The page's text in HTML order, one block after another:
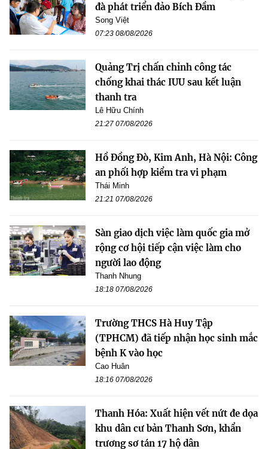
đà phát triển đảo Bích Đầm
Song Việt
07:23 08/08/2026
Quảng Trị chấn chỉnh công tác
chống khai thác IUU sau kết luận
thanh tra
Lê Hữu Chính
21:27 07/08/2026
Hồ Đồng Đò, Kim Anh, Hà Nội: Công
an phối hợp kiểm tra vi phạm
Thái Minh
21:21 07/08/2026
Sàn giao dịch việc làm quốc gia mở
rộng cơ hội tiếp cận việc làm cho
người lao động
Thanh Nhung
18:18 07/08/2026
Trường THCS Hà Huy Tập
(TPHCM) đã tiếp nhận học sinh mắc
bệnh K vào học
Cao Huân
18:16 07/08/2026
Thanh Hóa: Xuất hiện vết nứt đe dọa
khu dân cư bản Thanh Sơn, khẩn
trương sơ tán 17 hộ dân